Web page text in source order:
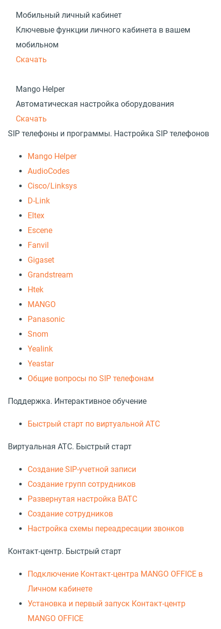
Мобильный личный кабинет
Ключевые функции личного кабинета в вашем
мобильном
Скачать
Mango Helper
Автоматическая настройка оборудования
Скачать
SIP телефоны и программы. Настройка SIP телефонов
Mango Helper
AudioCodes
Cisco/Linksys
D-Link
Eltex
Escene
Fanvil
Gigaset
Grandstream
Htek
MANGO
Panasonic
Snom
Yealink
Yeastar
Общие вопросы по SIP телефонам
Поддержка. Интерактивное обучение
Быстрый старт по виртуальной АТС
Виртуальная АТС. Быстрый старт
Создание SIP-учетной записи
Создание групп сотрудников
Развернутая настройка ВАТС
Создание сотрудников
Настройка схемы переадресации звонков
Контакт-центр. Быстрый старт
Подключение Контакт-центра MANGO OFFICE в
Личном кабинете
Установка и первый запуск Контакт-центр
MANGO OFFICE